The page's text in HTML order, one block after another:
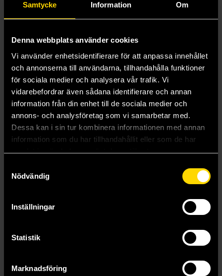
Samtycke Information Om
Denna webbplats använder cookies
Vi använder enhetsidentifierare för att anpassa innehållet
och annonserna till användarna, tillhandahålla funktioner
för sociala medier och analysera vår trafik. Vi
vidarebefordrar även sådana identifierare och annan
information från din enhet till de sociala medier och
annons- och analysföretag som vi samarbetar med.
Dessa kan i sin tur kombinera informationen med annan
information som du har tillhandahållit eller som de har
samlat in när du har använt deras tjänster.
Nödvändig
Inställningar
Statistik
Marknadsföring
Dracula (Penguin Clothbound Classics)
Bram Stoker
259 kr
Vinland Saga, Book Two
Makoto Yukimura
219 kr